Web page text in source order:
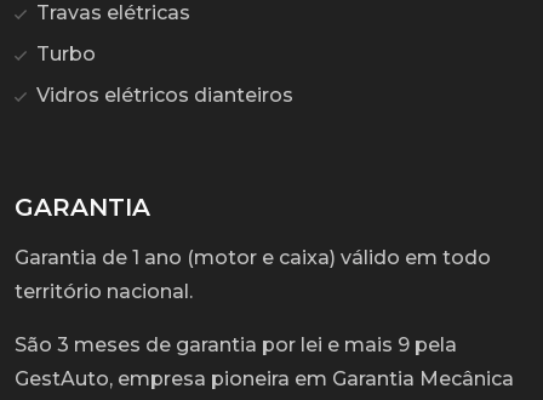
Travas elétricas
Turbo
Vidros elétricos dianteiros
GARANTIA
Garantia de 1 ano (motor e caixa) válido em todo
território nacional.
São 3 meses de garantia por lei e mais 9 pela
GestAuto, empresa pioneira em Garantia Mecânica